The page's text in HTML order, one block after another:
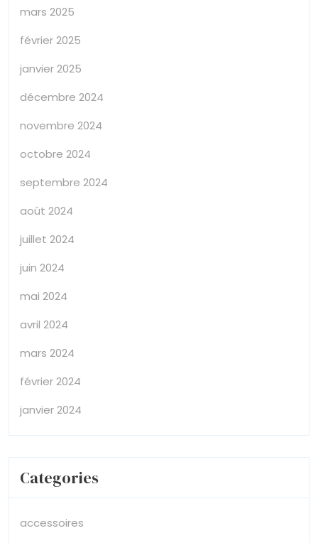
mars 2025
février 2025
janvier 2025
décembre 2024
novembre 2024
octobre 2024
septembre 2024
août 2024
juillet 2024
juin 2024
mai 2024
avril 2024
mars 2024
février 2024
janvier 2024
Categories
accessoires